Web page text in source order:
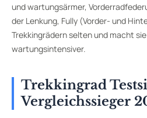
und wartungsärmer,
der Lenkung, Fully (Vorder- und
Trekkingrädern selten und macht
wartungsintensiver.
Trekkingrad
Vergleichssieger